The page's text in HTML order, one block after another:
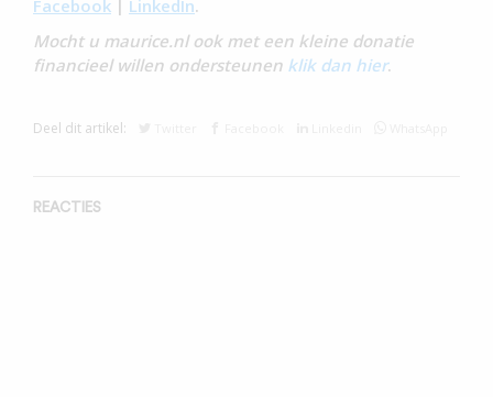
Facebook LinkedIn.
Mocht u maurice.nl ook met een kleine donatie
financieel willen ondersteunen klik dan hier.
Deel dit artikel:
REACTIES